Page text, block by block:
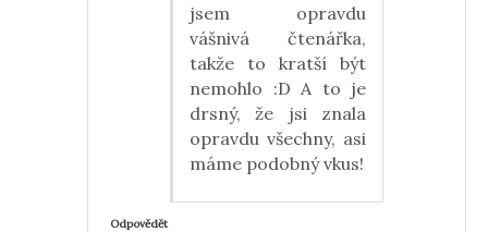
jsem opravdu
vášnivá čtenářka,
takže to kratší být
nemohlo :D A to je
drsný, že jsi znala
opravdu všechny, asi
máme podobný vkus!
Odpovědět